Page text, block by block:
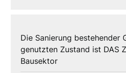
Die Sanierung bestehender
genutzten Zustand ist DAS
Bausektor